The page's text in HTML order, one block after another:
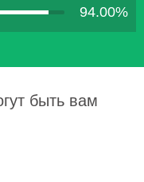
94.00%
быть вам